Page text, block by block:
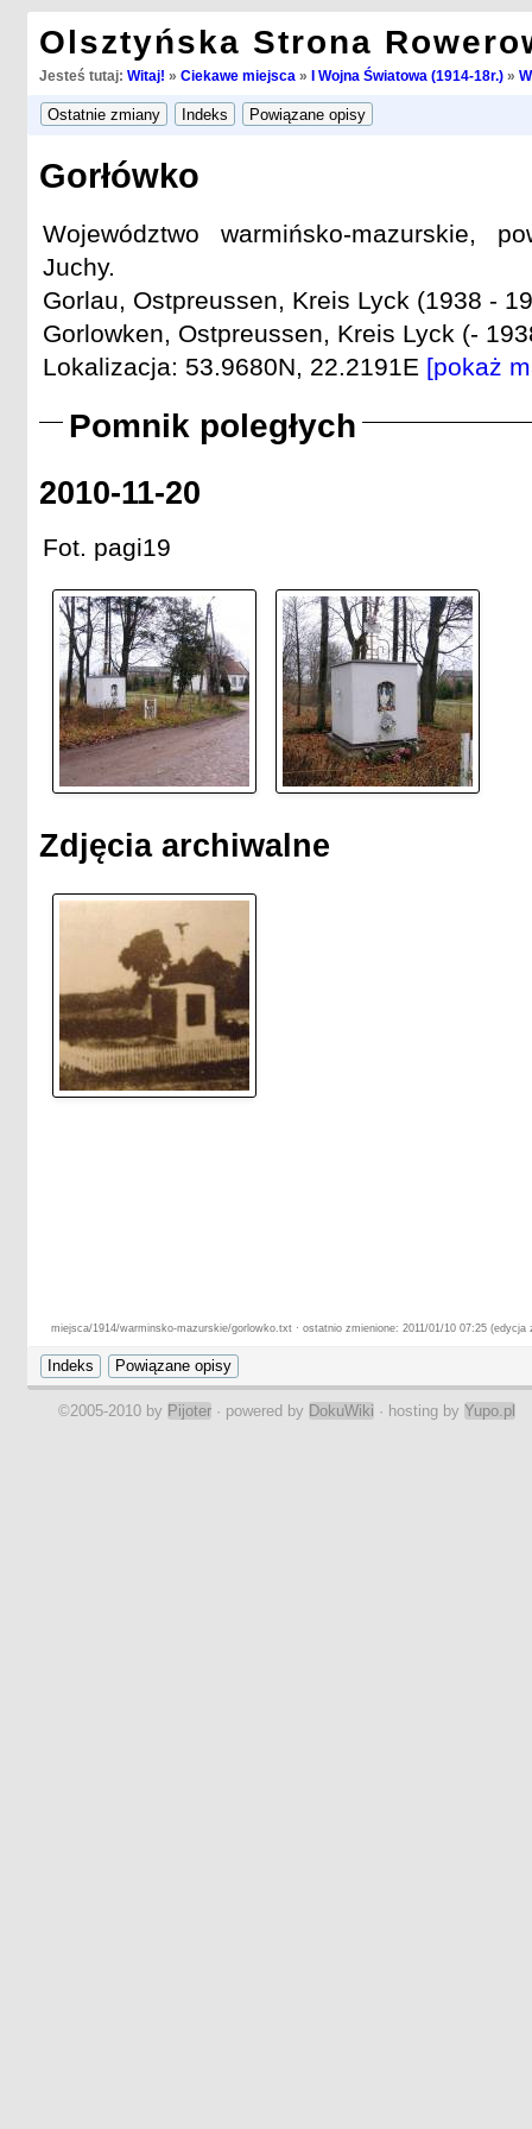
Olsztyńska Strona
Jesteś tutaj: Witaj! » Ciekawe miejsca » I Wojna Światowa (1914-18r.)»
Gorłówko
Województwo warmińsko-mazurskie,
Juchy.
Gorlau, Ostpreussen, Kreis Lyck (1938 -
Gorlowken, Ostpreussen, Kreis Lyck (-
Lokalizacja: 53.9680N, 22.2191E [pokaż
Pomnik poległych
2010-11-20
Fot. pagi19
Zdjęcia archiwalne
miejsca/1914/warminsko-mazurskie/gorlowko.txt · ostatnio zmienione: 2011/01/10 07:25 (edycja
©2005-2010 by Pijoter · powered by DokuWiki · hosting by Yupo.pl